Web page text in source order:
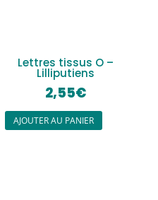
Lettres tissus O –
Lilliputiens
2,55€
AJOUTER AU PANIER